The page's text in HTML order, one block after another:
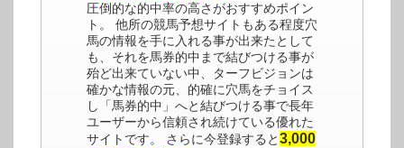
圧倒的な的中率の高さがおすすめポイン
ト。 他所の競馬予想サイトもある程度穴
馬の情報を手に入れる事が出来たとして
も、それを馬券的中まで結びつける事が
殆ど出来ていない中、ターフビジョンは
確かな情報の元、的確に穴馬をチョイス
し「馬券的中」へと結びつける事で長年
ユーザーから信頼され続けている優れた
サイトです。 さらに今登録すると3,000